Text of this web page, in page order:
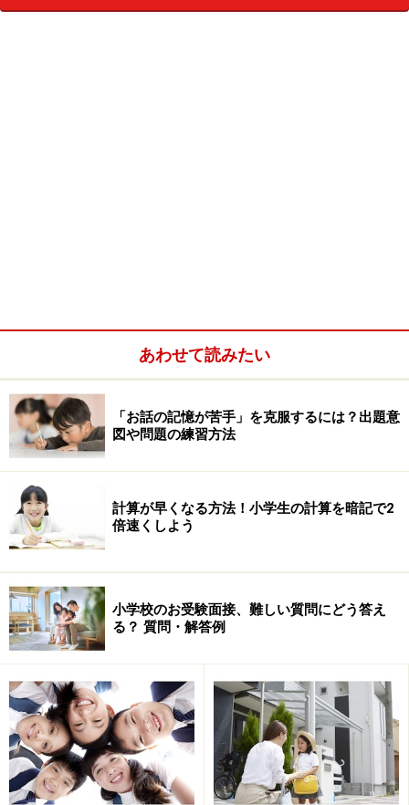
がある。麻布・開成など2月1日校との併願が可能なので、そ
ちらの学校を第一志望とする生徒の流れてくるからだ。
他にも学芸大附属や海城が同様の傾向を示している。中学受
験の難易度に比べて、東大合格実績が高い学校だ。
この図からすると女子学院は難易度の割には東大合格率が低
素が女子校にはある。浪人しても東大受験というよりは、ボ
ーダーラインの生徒は他校を受験してしまうだろう。したが
って男子校よりは低めになるのは当然と思われる。
蔭の場合は男子校並みの実績を出しており驚異と言える。桜
蔭生は生徒本人も保護者も「女の子だから」という意識はと
うの昔に超えているわけだ。
トップクラスの学校について比較しても、違いが浮き上がっ
てくるのだから、志望校について様々な軸で比べて検討して
みる価値があると思う。今後もこれはという切り口を見つけ
て取り上げていきたい。
◆リンク集：東大合格を目指すなら
◆2005年入試：トップ24高校はここだ！ 「現役」にこだわ
る東大合格率
あわせて読みたい
「お話の記憶が苦手」を克服するには？出題意
図や問題の練習方法
計算が早くなる方法！小学生の計算を暗記で2
倍速くしよう
小学校のお受験面接、難しい質問にどう答え
る？ 質問・解答例